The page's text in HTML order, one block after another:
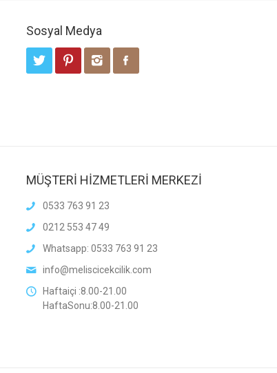
Sosyal Medya
MÜŞTERİ HİZMETLERİ MERKEZİ
0533 763 91 23
0212 553 47 49
Whatsapp: 0533 763 91 23
info@meliscicekcilik.com
Haftaiçi :8.00-21.00
HaftaSonu:8.00-21.00